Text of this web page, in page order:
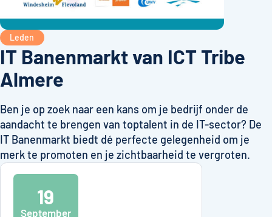
Leden
IT Banenmarkt van ICT Tribe
Almere
Ben je op zoek naar een kans om je bedrijf onder de
aandacht te brengen van toptalent in de IT-sector? De
IT Banenmarkt biedt dé perfecte gelegenheid om je
merk te promoten en je zichtbaarheid te vergroten.
19
September